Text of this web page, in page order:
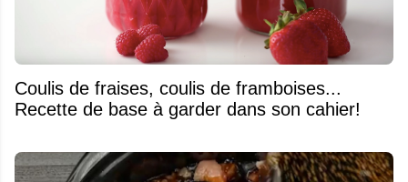
Coulis de fraises, coulis de framboises...
Recette de base à garder dans son cahier!